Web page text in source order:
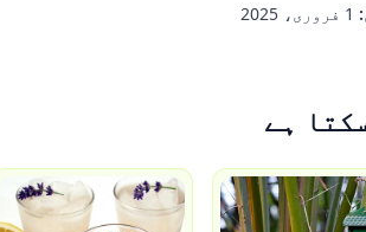
1 فروری، 2025
ہے